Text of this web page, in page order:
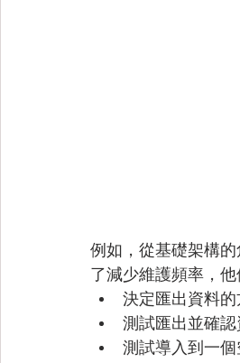
例如，從基礎架構
了減少維護頻率，
決定匯出資料
測試匯出並確
測試導入到一